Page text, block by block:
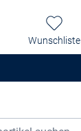
Wunschliste